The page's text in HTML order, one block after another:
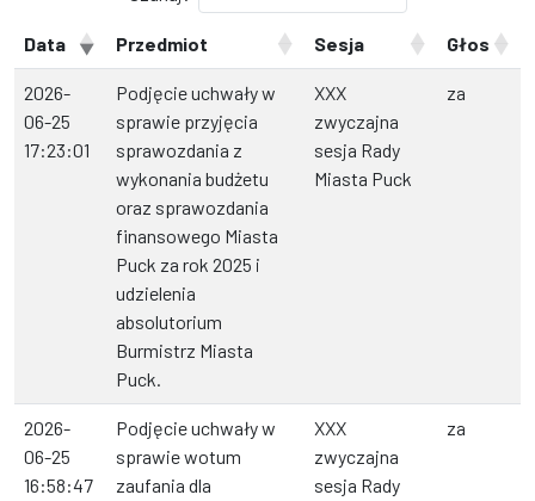
Data Przedmiot Sesja Głos
2026-
06-25
17:23:01
Podjęcie uchwały w
sprawie przyjęcia
sprawozdania z
wykonania budżetu
oraz sprawozdania
finansowego Miasta
Puck za rok 2025 i
udzielenia
absolutorium
Burmistrz Miasta
Puck.
XXX
zwyczajna
sesja Rady
Miasta Puck
za
2026-
06-25
16:58:47
Podjęcie uchwały w
sprawie wotum
zaufania dla
XXX
zwyczajna
sesja Rady
za